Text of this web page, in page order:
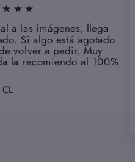
a las imágenes, llega
Si algo está agotado
volver a pedir. Muy
la recomiendo al 100%
CL